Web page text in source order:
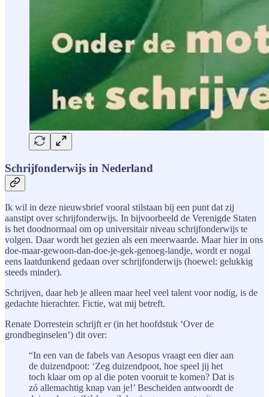
Schrijfonderwijs in Nederland
Ik wil in deze nieuwsbrief vooral stilstaan bij een punt dat zij
aanstipt over schrijfonderwijs. In bijvoorbeeld de Verenigde Staten
is het doodnormaal om op universitair niveau schrijfonderwijs te
volgen. Daar wordt het gezien als een meerwaarde. Maar hier in ons
doe-maar-gewoon-dan-doe-je-gek-genoeg-landje, wordt er nogal
eens laatdunkend gedaan over schrijfonderwijs (hoewel: gelukkig
steeds minder).
Schrijven, daar heb je alleen maar heel veel talent voor nodig, is de
gedachte hierachter. Fictie, wat mij betreft.
Renate Dorrestein schrijft er (in het hoofdstuk ‘Over de
grondbeginselen’) dit over:
“In een van de fabels van Aesopus vraagt een dier aan
de duizendpoot: ‘Zeg duizendpoot, hoe speel jij het
toch klaar om op al die poten vooruit te komen? Dat is
zó allemachtig knap van je!’ Bescheiden antwoordt de